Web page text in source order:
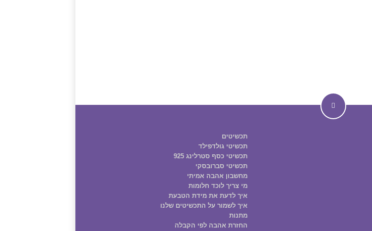
תכשיטים
תכשיטי גולדפילד
תכשיטי כסף סטרלינג 925
תכשיטי סברובסקי
מחשבון אהבה אמיתי
מי צריך לוכד חלומות
איך לדעת את מידת הטבעת
איך לשמור על התכשיטים שלנו
מתנות
החזרת אהבה לפי הקבלה